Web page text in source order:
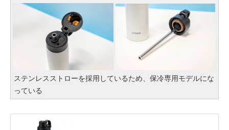
ステンレスストローを採用しているため、保冷専用モデルにな
っている